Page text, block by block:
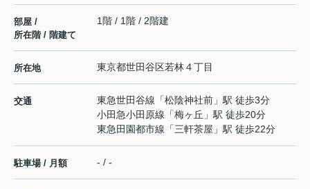
部屋 /
所在階 / 階建て
1階 / 1階 / 2階建
所在地 東京都世田谷区若林４丁目
交通 東急世田谷線 「松陰神社前 」駅 徒歩3分
小田急小田原線 「梅ヶ丘 」駅 徒歩20分
東急田園都市線 「三軒茶屋 」駅 徒歩22分
駐車場 / 月額 - / -